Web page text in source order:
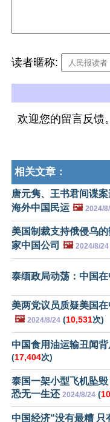
读者暱称:
欢迎您的留言反馈。
相关文章：
唐元隽、王书君间谍
海外中国民运 🖼️ 2024/
美国制裁支持俄侵乌
家中国公司 🖼️ 2024/8/24
泰缅政局动荡：中国
美两党议员质疑美国
🖼️ 2024/8/24 (10,531次)
中国食用油运输丑闻
(17,404次)
泰国一架小型飞机坠
恐无一生还 2024/8/24 (
中国经济“没有最糟 只